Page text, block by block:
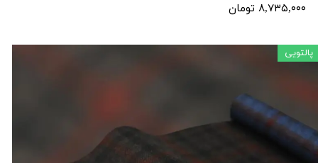
۸,۷۳۵,۰۰۰ تومان
پالتویی